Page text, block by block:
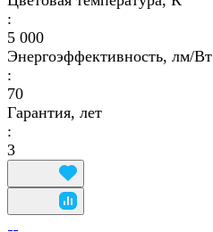
:
5 000
Энергоэффективность, лм/Вт
:
70
Гарантия, лет
:
3